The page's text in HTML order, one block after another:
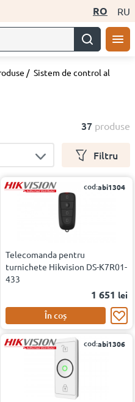
RO RU
/ Sistem de control al
37 produse
Filtru
cod:abi1304
Telecomanda pentru
turnichete Hikvision DS-K7R01-
433
1 651 lei
În coș
cod:abi1306